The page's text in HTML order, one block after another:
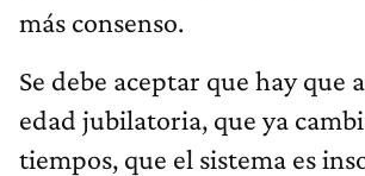
más consenso.
Se debe aceptar que hay que
edad jubilatoria, que ya
tiempos, que el sistema es